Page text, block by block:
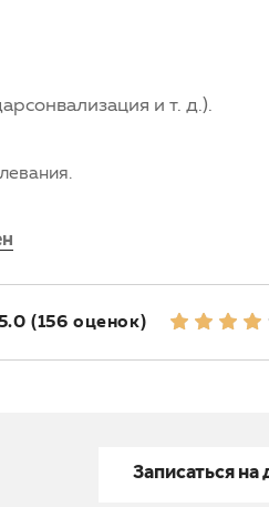
и т. д.).
(156 оценок)
Записаться на